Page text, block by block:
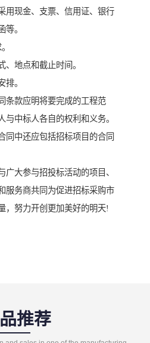
用现金、支票、信用证、银行
等。
、地点和截止时间。
排。
条款应明将要完成的工程范
与中标人各自的权利和义务。
同中还应包括招标项目的合同
广大参与招投标活动的项目、
服务商共同为促进招标采购市
，努力开创更加美好的明天!
推荐